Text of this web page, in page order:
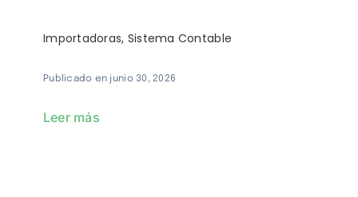
Importadoras, Sistema Contable
Publicado en junio 30, 2026
Leer más